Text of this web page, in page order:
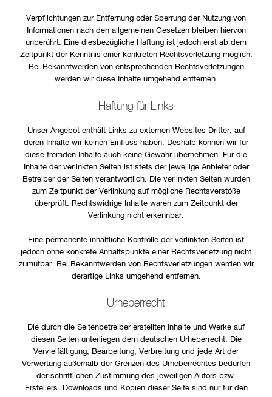
Verpflichtungen zur Entfernung oder Sperrung der Nutzung von
Informationen nach den allgemeinen Gesetzen bleiben hiervon
unberührt. Eine diesbezügliche Haftung ist jedoch erst ab dem
Zeitpunkt der Kenntnis einer konkreten Rechtsverletzung möglich.
Bei Bekanntwerden von entsprechenden Rechtsverletzungen
werden wir diese Inhalte umgehend entfernen.
Haftung für Links
Unser Angebot enthält Links zu externen Websites Dritter, auf
deren Inhalte wir keinen Einfluss haben. Deshalb können wir für
diese fremden Inhalte auch keine Gewähr übernehmen. Für die
Inhalte der verlinkten Seiten ist stets der jeweilige Anbieter oder
Betreiber der Seiten verantwortlich. Die verlinkten Seiten wurden
zum Zeitpunkt der Verlinkung auf mögliche Rechtsverstöße
überprüft. Rechtswidrige Inhalte waren zum Zeitpunkt der
Verlinkung nicht erkennbar.
Eine permanente inhaltliche Kontrolle der verlinkten Seiten ist
jedoch ohne konkrete Anhaltspunkte einer Rechtsverletzung nicht
zumutbar. Bei Bekanntwerden von Rechtsverletzungen werden wir
derartige Links umgehend entfernen.
Urheberrecht
Die durch die Seitenbetreiber erstellten Inhalte und Werke auf
diesen Seiten unterliegen dem deutschen Urheberrecht. Die
Vervielfältigung, Bearbeitung, Verbreitung und jede Art der
Verwertung außerhalb der Grenzen des Urheberrechtes bedürfen
der schriftlichen Zustimmung des jeweiligen Autors bzw.
Erstellers. Downloads und Kopien dieser Seite sind nur für den